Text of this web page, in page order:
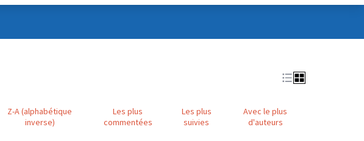
Z-A (alphabétique
inverse)
Les plus
commentées
Les plus
suivies
Avec le plus
d'auteurs